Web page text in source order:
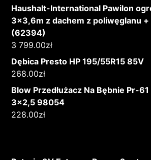
Haushalt-International Pawilon
3x3,6m z dachem z poliwęglanu +
(62394)
3 799.00zł
Dębica Presto HP 195/55R15 85V
268.00zł
Blow Przedłużacz Na Bębnie Pr-
3x2,5 98054
228.00zł